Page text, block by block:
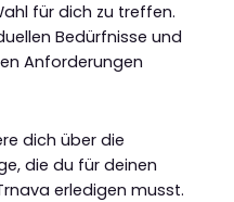
für dich zu treffen.
Bedürfnisse und
Anforderungen
dich über die
die du für deinen
erledigen musst.